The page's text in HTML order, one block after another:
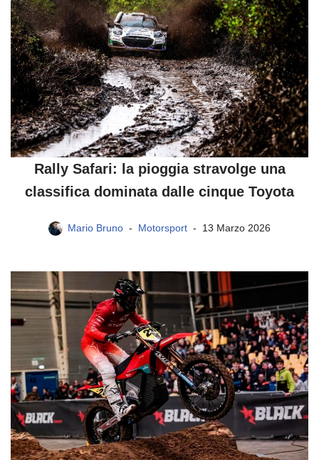
Rally Safari: la pioggia stravolge una
classifica dominata dalle cinque Toyota
Mario Bruno Motorsport 13 Marzo 2026